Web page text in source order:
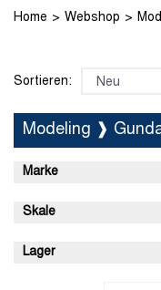
Home Webshop
Sortieren:
Modeling ❱
Marke
Skale
Lager